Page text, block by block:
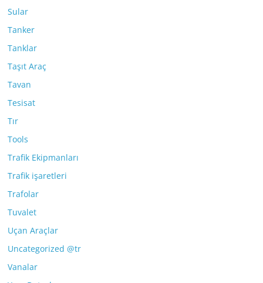
Sular
Tanker
Tanklar
Taşıt Araç
Tavan
Tesisat
Tır
Tools
Trafik Ekipmanları
Trafik işaretleri
Trafolar
Tuvalet
Uçan Araçlar
Uncategorized @tr
Vanalar